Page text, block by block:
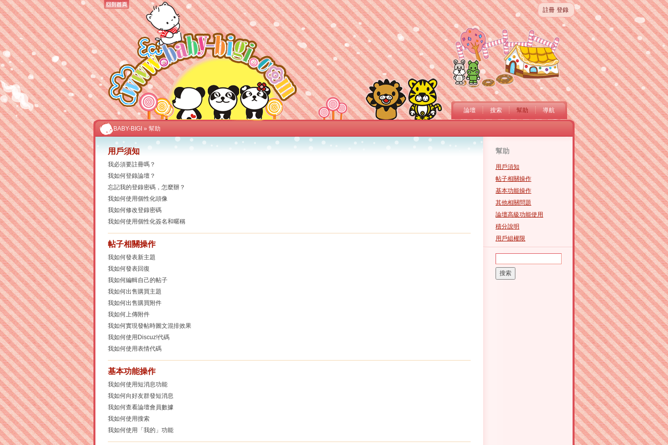
註冊 登錄
論壇 搜索 幫助 導航
BABY-BIGI » 幫助
幫助
用戶須知
帖子相關操作
基本功能操作
其他相關問題
論壇高級功能使用
積分說明
用戶組權限
搜索
用戶須知
我必須要註冊嗎？
我如何登錄論壇？
忘記我的登錄密碼，怎麼辦？
我如何使用個性化頭像
我如何修改登錄密碼
我如何使用個性化簽名和暱稱
帖子相關操作
我如何發表新主題
我如何發表回復
我如何編輯自己的帖子
我如何出售購買主題
我如何出售購買附件
我如何上傳附件
我如何實現發帖時圖文混排效果
我如何使用Discuz!代碼
我如何使用表情代碼
基本功能操作
我如何使用短消息功能
我如何向好友群發短消息
我如何查看論壇會員數據
我如何使用搜索
我如何使用「我的」功能